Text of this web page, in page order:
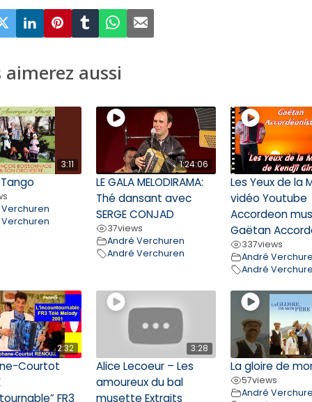
aimerez aussi
3:11 1:24:06
LE GALA MELODIRAMA:
Thé dansant avec
SERGE CONJAD
37views
André Verchuren
André Verchuren
Les Yeux de la
vidéo Youtube
Accordeon
Gaëtan
337views
André
André
2:32
Courtot
FR3
3:28
Alice Lecoeur – Les
amoureux du bal
musette Extraits
La gloire de
57views
André